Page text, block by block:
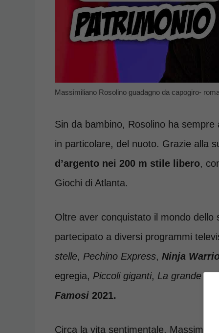
Massimiliano Rosolino guadagno da capogiro-
Sin da bambino, Rosolino ha
in particolare, del nuoto. Grazie alla
d’argento nei 200 m stile libero,
Giochi di Atlanta.
Oltre aver conquistato il mondo
partecipato a diversi programmi
stelle, Pechino Express, Ninja
egregia, Piccoli giganti, La grande
Famosi 2021.
Circa la vita sentimentale,